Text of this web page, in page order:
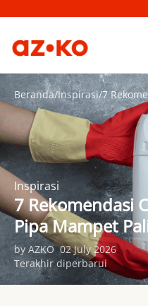
Belanja
Beranda/Inspirasi/
Inspirasi
7 Rekomendasi
Pipa Mampet
by AZKO 02 July 2026
Terakhir diperbarui